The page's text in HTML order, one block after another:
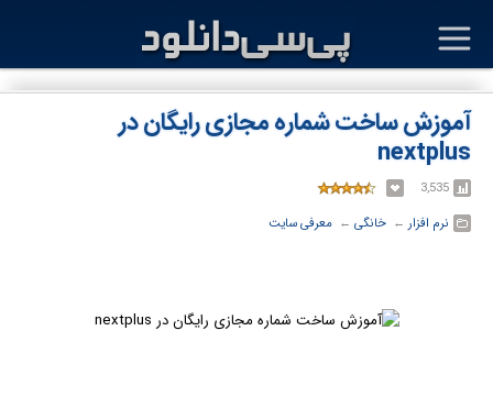
آموزش ساخت شماره مجازی رایگان در
nextplus
3,535
نرم افزار ← ‏ خانگی ← ‏ معرفی سایت